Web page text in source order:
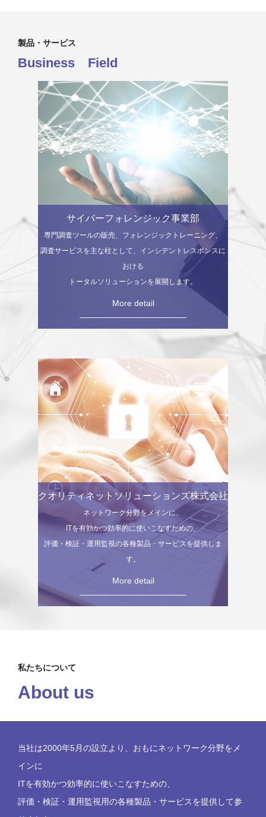
製品・サービス
Business Field
サイバーフォレンジック事業部
専門調査ツールの販売、フォレンジックトレーニング、
調査サービスを主な柱として、インシデントレスポンスに
おける
トータルソリューションを展開します。
More detail
クオリティネットソリューションズ株式会社
ネットワーク分野をメインに、
ITを有効かつ効率的に使いこなすための、
評価・検証・運用監視の各種製品・サービスを提供しま
す。
More detail
私たちについて
About us
当社は2000年5月の設立より、おもにネットワーク分野をメ
インに
ITを有効かつ効率的に使いこなすための、
評価・検証・運用監視用の各種製品・サービスを提供して参